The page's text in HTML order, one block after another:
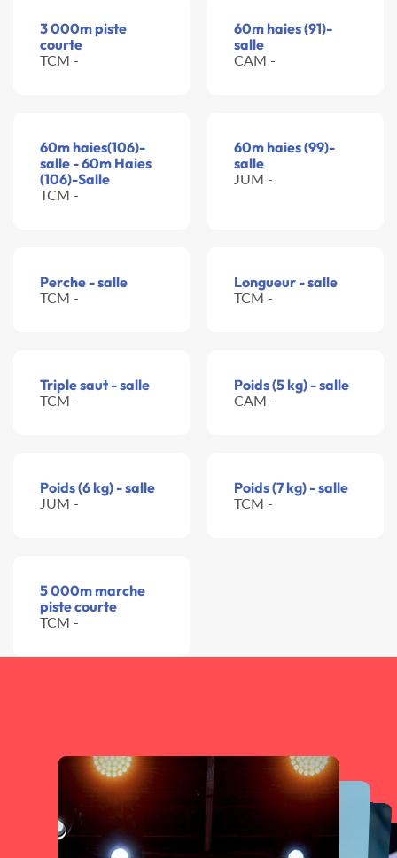
3 000m piste
courte
TCM -
60m haies (91)-
salle
CAM -
60m haies(106)-
salle - 60m Haies
(106)-Salle
TCM -
60m haies (99)-
salle
JUM -
Perche - salle
TCM -
Longueur - salle
TCM -
Triple saut - salle
TCM -
Poids (5 kg) - salle
CAM -
Poids (6 kg) - salle
JUM -
Poids (7 kg) - salle
TCM -
5 000m marche
piste courte
TCM -